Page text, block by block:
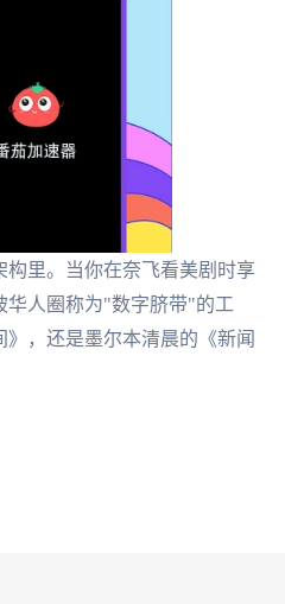
构里。当你在奈飞看美剧时享
华人圈称为"数字脐带"的工
，还是墨尔本清晨的《新闻